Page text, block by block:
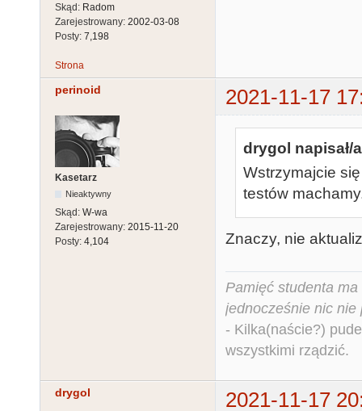
Skąd: Radom
Zarejestrowany: 2002-03-08
Posty: 7,198
Strona
perinoid 2021-11-17
Kasetarz
Nieaktywny
Skąd: W-wa
Zarejestrowany: 2015-11-20
Posty: 4,104
drygol napisał/
Wstrzymajcie
testów
Znaczy, nie
Pamięć studenta
jednocześnie nic nie
- Kilka(naście?)
wszystkimi rządzić.
drygol 2021-11-17